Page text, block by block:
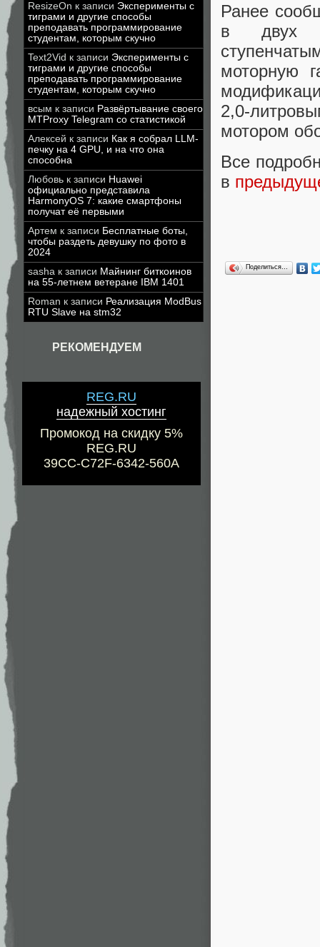
ResizeOn к записи Эксперименты с
тиграми и другие способы
преподавать программирование
студентам, которым скучно
Text2Vid к записи Эксперименты с
тиграми и другие способы
преподавать программирование
студентам, которым скучно
всым к записи Развёртывание своего
MTProxy Telegram со статистикой
Алексей к записи Как я собрал LLM-
печку на 4 GPU, и на что она
способна
Любовь к записи Huawei
официально представила
HarmonyOS 7: какие смартфоны
получат её первыми
Артем к записи Бесплатные боты,
чтобы раздеть девушку по фото в
2024
sasha к записи Майнинг биткоинов
на 55-летнем ветеране IBM 1401
Roman к записи Реализация ModBus
RTU Slave на stm32
РЕКОМЕНДУЕМ
REG.RU
надежный хостинг
Промокод на скидку 5%
REG.RU
39CC-C72F-6342-560A
Ранее
в двух
моторную
2,0-
мотором
Все
в
Поделиться…